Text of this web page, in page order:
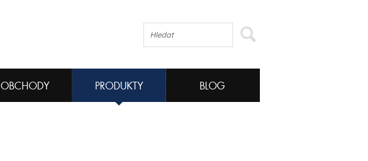
OBCHODY PRODUKTY BLOG